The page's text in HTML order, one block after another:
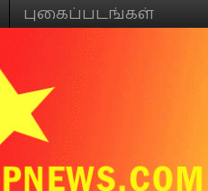
புகைப்படங்கள்